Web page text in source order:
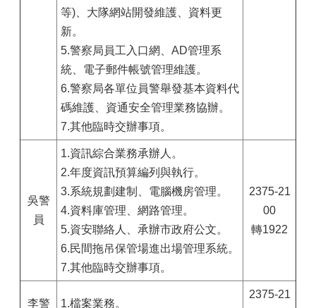
等)、大隊網站開發維護、資料更
新。
5.警察局員工入口網、AD管理系
統、電子郵件帳號管理維護。
6.警察局各單位員警舉發基本資料代
碼維護、資通安全管理業務協辦。
7.其他臨時交辦事項。
吳警
員
1.資訊綜合業務承辦人。
2.年度資訊預算編列與執行。
3.系統規劃建制、電腦機房管理。
4.資料庫管理、網路管理。
5.資安聯絡人、承辦市政府公文。
6.民間拖吊保管場進出場管理系統。
7.其他臨時交辦事項。
2375-21
00
轉1922
李警
1.檔案業務。
2375-21